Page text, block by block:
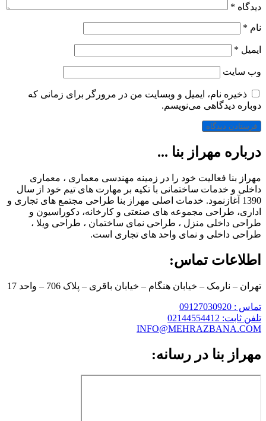
دیدگاه *
نام *
ایمیل *
وب‌ سایت
ذخیره نام، ایمیل و وبسایت من در مرورگر برای زمانی که
دوباره دیدگاهی می‌نویسم.
درباره مهراز بنا ...
مهراز بنا فعالیت خود را در زمینه مهندسی معماری ، معماری
داخلی و خدمات ساختمانی با تکیه بر مهارت های تیم خود از سال
1390 آغازنمود. خدمات اصلی مهراز بنا طراحی مجتمع های تجاری و
اداری، طراحی مجموعه های صنعتی و کارخانه، دکوراسیون و
طراحی داخلی منزل ، طراحی نمای ساختمان ، طراحی ویلا ،
طراحی داخلی و نمای واحد های تجاری است.
اطلاعات تماس:
تهران – نارمک – خیابان هنگام – خیابان باقری – پلاک 706 – واحد 17
تماس : 09127030920
تلفن ثابت: 02144554412
INFO@MEHRAZBANA.COM
مهراز بنا در رسانه: